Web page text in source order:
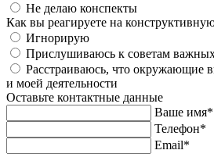
Не делаю конспекты
Как вы реагируете на
Игнорирую
Прислушиваюсь к советам
Расстраиваюсь, что окружающие
и моей деятельности
Оставьте контактные данные
Ваше имя*
Телефон*
Еmail*